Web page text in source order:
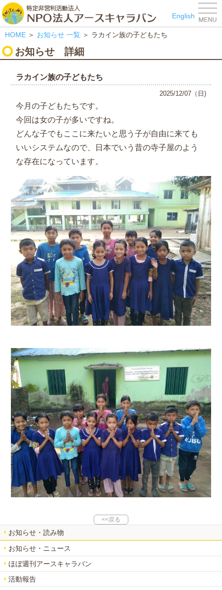
特定非営利活動法人 NPO
English
HOME ＞ お知らせ 一覧 ＞ ラカイン族の子どもたち
お知らせ 詳細
ラカイン族の子どもたち
2025/12/07（日)
今月の子どもたちです。
今回は女の子が多いですね。
どんな子でもここに来たいと思う子が自由に来ても
いいシステムなので、日本でいう昔の寺子屋のよう
な存在になっています。
<<戻る
お知らせ・読み物
お知らせ・ニュース
ほぼ週刊アースキャラバン
活動報告